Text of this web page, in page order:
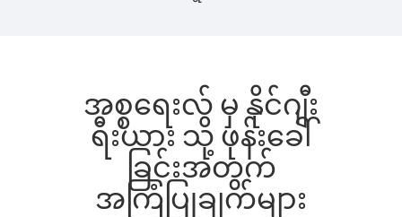
အစ္စရေးလ် မှ နိုင်ဂျီး
ရီးယား သို့ ဖုန်းခေါ်
ခြင်းအတွက်
အကြံပြုချက်များ